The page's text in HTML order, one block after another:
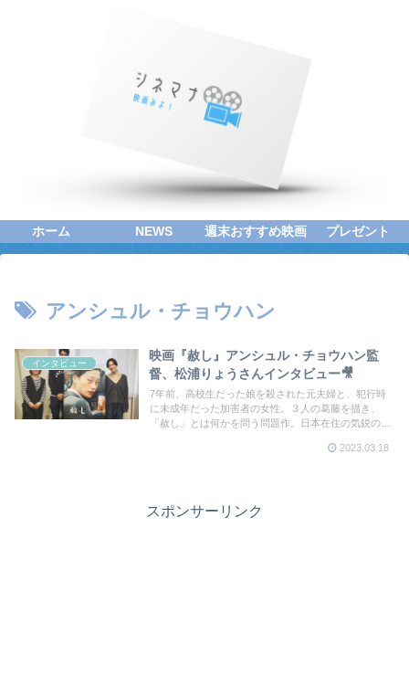
ホーム NEWS 週末おすすめ映画 プレゼント
アンシュル・チョウハン
インタビュー
映画『赦し』アンシュル・チョウハン監
督、松浦りょうさんインタビュー🎥
7年前、高校生だった娘を殺された元夫婦と、犯行時
に未成年だった加害者の女性。３人の葛藤を描き、
「赦し」とは何かを問う問題作。日本在住の気鋭のイ
罪を犯した女性を迫真の演技で魅せた松浦りょうさん
2023.03.18
スポンサーリンク